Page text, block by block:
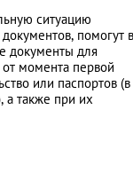
ситуацию
помогут в
документы для
момента первой
или паспортов (в
а также при их